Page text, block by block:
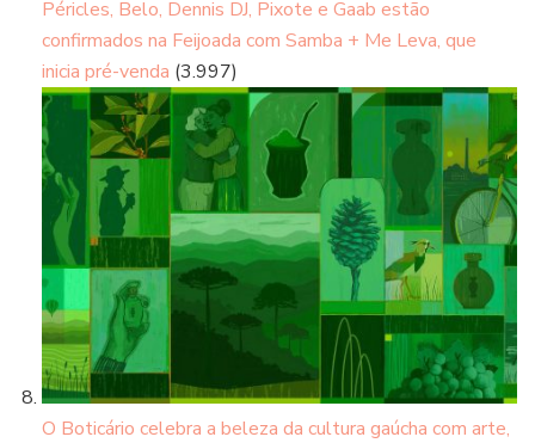
Péricles, Belo, Dennis DJ, Pixote e Gaab estão
confirmados na Feijoada com Samba + Me Leva, que
inicia pré-venda (3.997)
O Boticário celebra a beleza da cultura gaúcha com arte,